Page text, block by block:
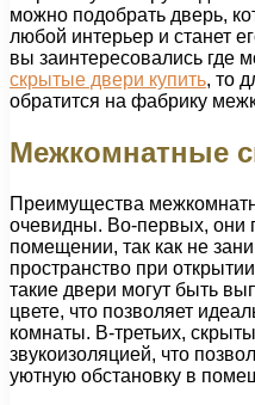
можно подобрать дверь,
любой интерьер и станет
вы заинтересовались где
скрытые двери купить, то
обратится на фабрику
Межкомнатные
Преимущества
очевидны. Во-первых, они
помещении, так как не
пространство при
такие двери могут быть
цвете, что позволяет
комнаты. В-третьих,
звукоизоляцией, что
уютную обстановку в